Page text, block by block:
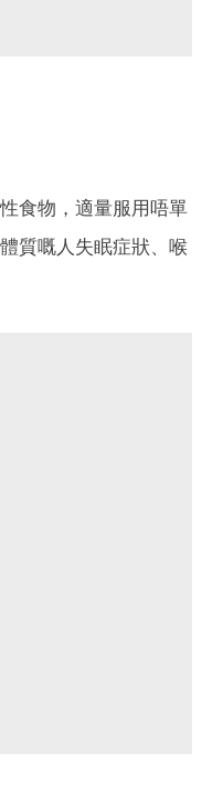
食物，適量服用唔單
質嘅人失眠症狀、喉